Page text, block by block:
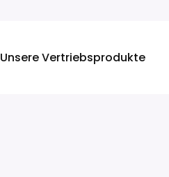
Unsere Vertriebsprodukte